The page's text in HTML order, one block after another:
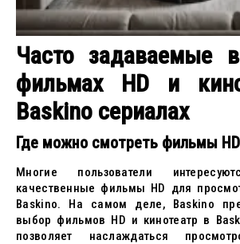
Часто задаваемые
фильмах HD и
Baskino сериалах
Где можно смотреть фильмы
Многие пользователи
качественные фильмы HD для
Baskino. На самом деле, Baskino
выбор фильмов HD и кинотеатр в
позволяет наслаждаться